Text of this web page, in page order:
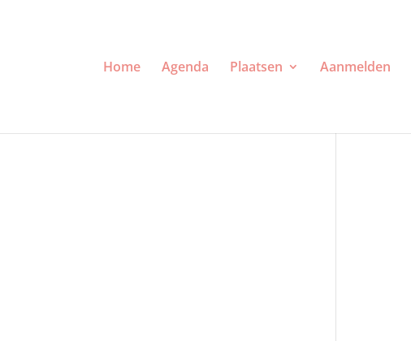
Home Agenda Plaatsen Aanmelden